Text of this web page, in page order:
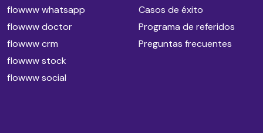
flowww whatsapp
flowww doctor
flowww crm
flowww stock
flowww social
Casos de éxito
Programa de referidos
Preguntas frecuentes